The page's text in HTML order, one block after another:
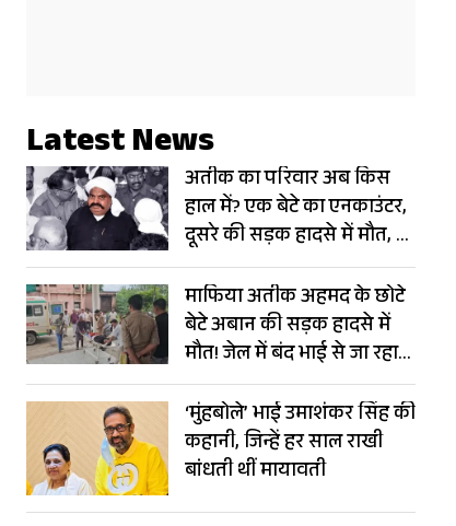
Latest News
अतीक का परिवार अब किस
हाल में? एक बेटे का एनकाउंटर,
दूसरे की सड़क हादसे में मौत, दो
जेल में
माफिया अतीक अहमद के छोटे
बेटे अबान की सड़क हादसे में
मौत! जेल में बंद भाई से जा रहा
था मिलने
‘मुंहबोले’ भाई उमाशंकर सिंह की
कहानी, जिन्हें हर साल राखी
बांधती थीं मायावती